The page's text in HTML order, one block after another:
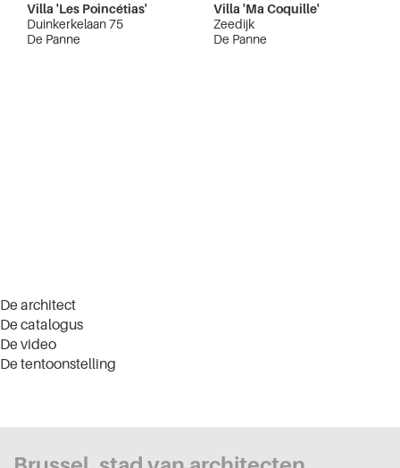
Villa 'Les Poincétias'
Duinkerkelaan 75
De Panne
Villa 'Ma Coquille'
Zeedijk
De Panne
De architect
De catalogus
De video
De tentoonstelling